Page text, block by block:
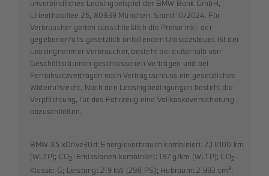
unverbindliches Leasingbeispiel der BMW Bank GmbH,
Lilienthalallee 26, 80939 München. Stand 10/2024. Für
Verbraucher gelten ausschließlich die Preise inkl. der
gegebenenfalls gesetzlich anfallenden Umsatzsteuer. Ist der
Leasingnehmer Verbraucher, besteht bei außerhalb von
Geschäftsräumen geschlossenen Verträgen und bei
Fernabsatzverträgen nach Vertragsschluss ein gesetzliches
Widerrufsrecht. Nach den Leasingbedingungen besteht die
Verpflichtung, für das Fahrzeug eine Vollkaskoversicherung
abzuschließen.
BMW X5 xDrive30d: Energieverbrauch kombiniert: 7,1 l/100 km
(WLTP); CO2 -Emissionen kombiniert: 187 g/km (WLTP); CO2-
Klasse: G; Leistung: 219 kW (298 PS); Hubraum: 2.993 cm³;